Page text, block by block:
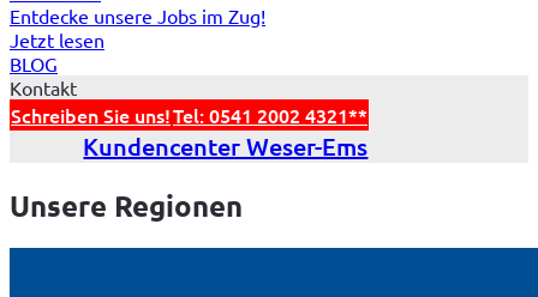
Entdecke unsere Jobs im Zug!
Jetzt lesen
BLOG
Kontakt
Schreiben Sie uns!Tel: 0541 2002 4321**
Kundencenter Weser-Ems
Unsere Regionen